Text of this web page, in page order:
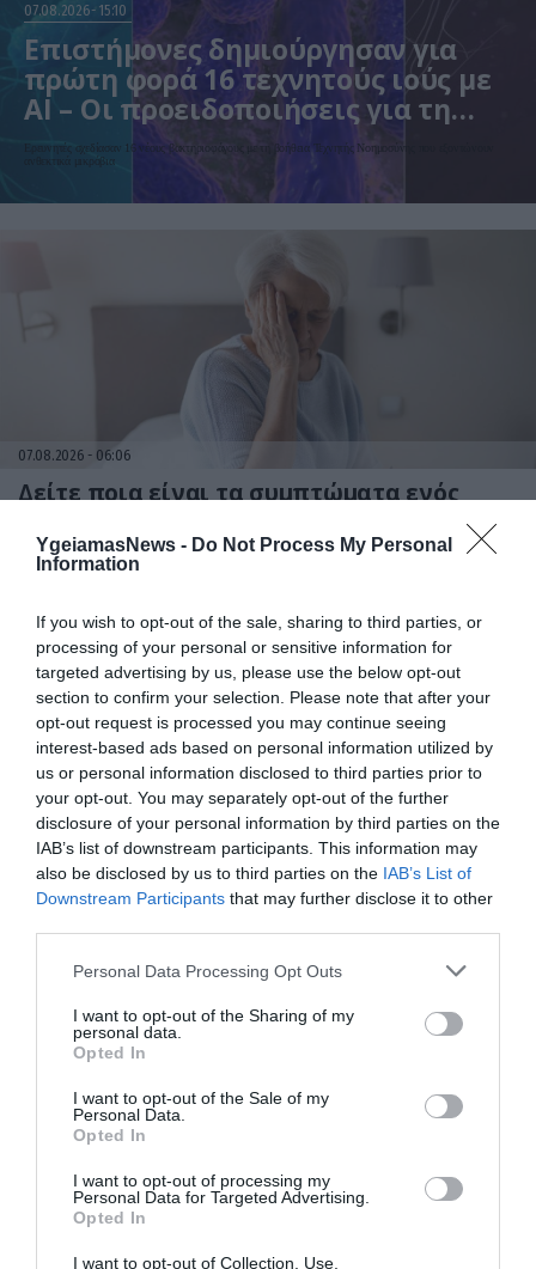
YgeiamasNews - Do Not Process My Personal
Information
If you wish to opt-out of the sale, sharing to third parties, or
processing of your personal or sensitive information for
targeted advertising by us, please use the below opt-out
section to confirm your selection. Please note that after your
opt-out request is processed you may continue seeing
interest-based ads based on personal information utilized by
us or personal information disclosed to third parties prior to
your opt-out. You may separately opt-out of the further
disclosure of your personal information by third parties on the
IAB’s list of downstream participants. This information may
also be disclosed by us to third parties on the IAB’s List of
Downstream Participants that may further disclose it to other
Please note that this website/app uses one or more Google
not limited to your visit or usage behaviour. You may click to
grant or deny consent to Google and its third-party tags to
use your data for below specified purposes in below Google
consent section.
Personal Data Processing Opt Outs
I want to opt-out of the Sharing of my
personal data.
Opted In
I want to opt-out of the Sale of my
Personal Data.
Opted In
I want to opt-out of processing my
Personal Data for Targeted Advertising.
Opted In
I want to opt-out of Collection, Use,
07.08.2026 15:10
Επιστήμονες δημιούργησαν για
πρώτη φορά 16 τεχνητούς ιούς με
AI – Οι προειδοποιήσεις για τη
βιοασφάλεια
Ερευνητές σχεδίασαν 16 νέους βακτηριοφάγους με τη βοήθεια Τεχνητής Νοημοσύνης που εξοντώνουν
ανθεκτικά μικρόβια
07.08.2026 06:06
Δείτε ποια είναι τα συμπτώματα ενός
07.08.2026 06:05
Γιατί όλο και περισσότεροι άνθρωποι
κοιμούνται χειρότερα
06.08.2026 21:06
Μπορούμε να ζήσουμε 194 χρόνια; – Ρώσοι
επιστήμονες εξετάζουν τα θεωρητικά όρια
της ανθρώπινης ζωής